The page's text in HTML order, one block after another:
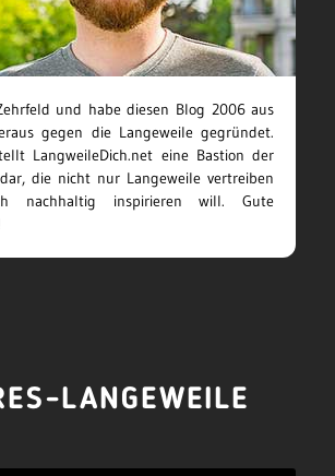
und habe diesen Blog 2006 aus
gegen die Langeweile gegründet.
LangweileDich.net eine Bastion der
die nicht nur Langeweile vertreiben
nachhaltig inspirieren will. Gute
LANGEWEILE